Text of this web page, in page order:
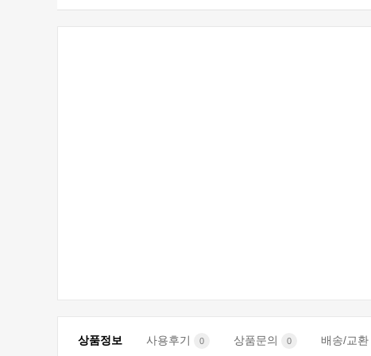
상품정보 사용후기 0 상품문의 0 배송/교환